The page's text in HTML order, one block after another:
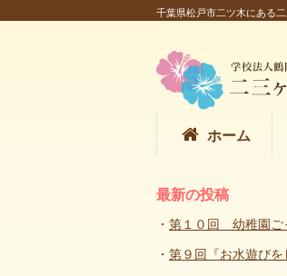
千葉県松戸市二ツ木にある
ホーム
最新の投稿
第１０回 幼稚園ご
第９回『お水遊びを